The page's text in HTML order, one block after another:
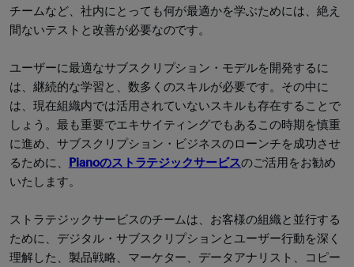
チームなど、社内にとっても何が最適かを学ぶためには、絶え
間ないテストと改善が必要なのです。
ユーザーに最適なサブスクリプション・モデルを開発するに
は、継続的な学習と、数多くのスキルが必要です。その中に
は、現在組織内では活用されていないスキルも存在することで
しょう。最も重要でエキサイティングでもあるこの時期を慎重
に進め、サブスクリプション・ビジネスのローンチを成功させ
るために、 Pianoのストラテジックサービスのご活用をお勧め
いたします。
ストラテジックサービスのチームは、お客様の組織と並行する
ために、デジタル・サブスクリプションとユーザー行動を深く
理解した、製品戦略、マーケター、データアナリスト、コピー